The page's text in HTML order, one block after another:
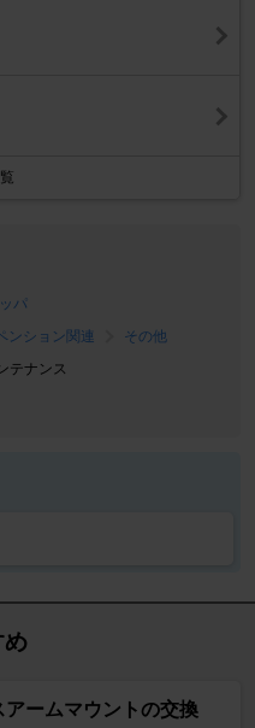
パ
ンション関連
その他
テナンス
め
アームマウントの交換